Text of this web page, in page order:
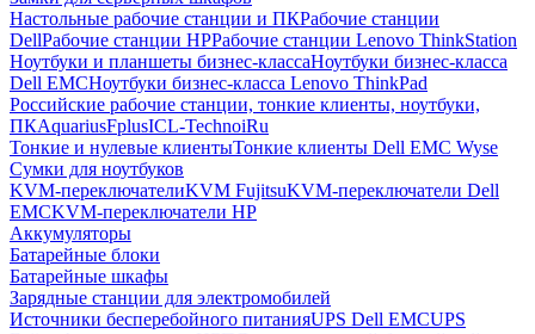
Настольные рабочие станции и ПКРабочие станции
DellРабочие станции HPРабочие станции Lenovo ThinkStation
Ноутбуки и планшеты бизнес-классаНоутбуки бизнес-класса
Dell EMCНоутбуки бизнес-класса Lenovo ThinkPad
Российские рабочие станции, тонкие клиенты, ноутбуки,
ПКAquariusFplusICL-TechnoiRu
Тонкие и нулевые клиентыТонкие клиенты Dell EMC Wyse
Сумки для ноутбуков
KVM-переключателиKVM FujitsuKVM-переключатели Dell
EMCKVM-переключатели HP
Аккумуляторы
Батарейные блоки
Батарейные шкафы
Зарядные станции для электромобилей
Источники бесперебойного питанияUPS Dell EMCUPS